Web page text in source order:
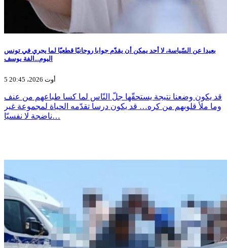
بعيدا عن السّياسة، لا أحد يمكن أن يقدّم جوابا روحانيّا قطعيّا لما يجري في تونس
اليوم...الفة يوسف
5 أوت 2026، 20:45
قد يكون وضعنا نتيجة يستحقّها جلّ النّاس لما كسا طباعهم من عنف
وما ملأ قلوبهم من كره… قد يكون درسا تقدّمه الحياة لمجموعة غير
ناضجة لا نفسيّا…